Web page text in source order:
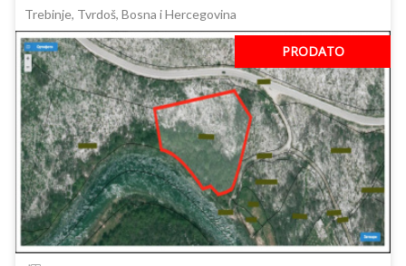
Trebinje, Tvrdoš, Bosna i Hercegovina
PRODATO